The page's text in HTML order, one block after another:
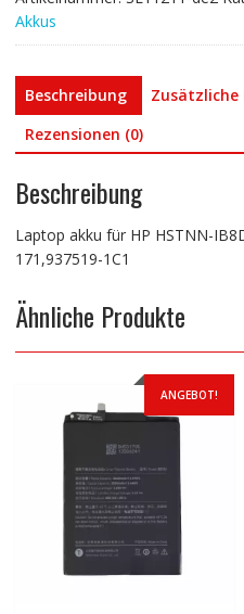
Akkus
Beschreibung
Rezensionen (0)
Beschreibung
Laptop akku für HP HSTNN-
171,937519-1C1
Ähnliche Produkte
ANGEBOT!